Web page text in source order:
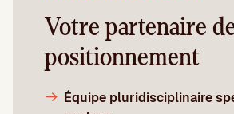
Votre partenaire
positionnement
Équipe pluridisciplinaire